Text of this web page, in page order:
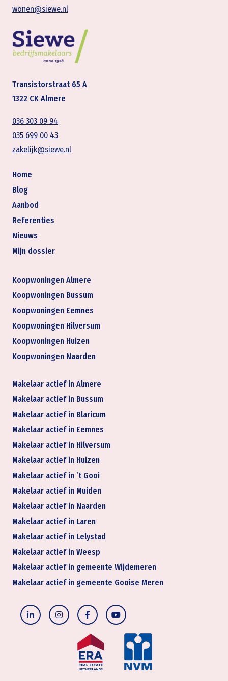
wonen@siewe.nl
Transistorstraat 65 A
1322 CK Almere
036 303 09 94
035 699 00 43
zakelijk@siewe.nl
Home
Blog
Aanbod
Referenties
Nieuws
Mijn dossier
Koopwoningen Almere
Koopwoningen Bussum
Koopwoningen Eemnes
Koopwoningen Hilversum
Koopwoningen Huizen
Koopwoningen Naarden
Makelaar actief in Almere
Makelaar actief in Bussum
Makelaar actief in Blaricum
Makelaar actief in Eemnes
Makelaar actief in Hilversum
Makelaar actief in Huizen
Makelaar actief in ’t Gooi
Makelaar actief in Muiden
Makelaar actief in Naarden
Makelaar actief in Laren
Makelaar actief in Lelystad
Makelaar actief in Weesp
Makelaar actief in gemeente Wijdemeren
Makelaar actief in gemeente Gooise Meren